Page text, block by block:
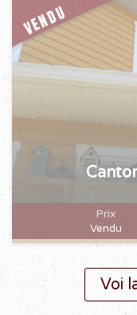
VENDU
Prix
Vendu
Voi